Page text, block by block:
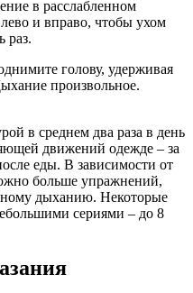
в расслабленном
и вправо, чтобы ухом
раз.
голову, удерживая
произвольное.
в среднем два раза в день
движений одежде – за
еды. В зависимости от
больше упражнений,
дыханию. Некоторые
сериями – до 8